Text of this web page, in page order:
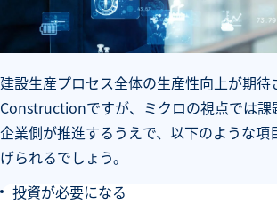
建設生産プロセス全体の生産性向上が期待
Constructionですが、ミクロの視点では課
企業側が推進するうえで、以下のような項
げられるでしょう。
投資が必要になる